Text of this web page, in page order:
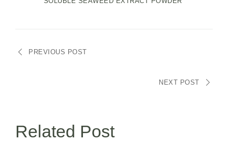
PREVIOUS POST
NEXT POST
Related Post